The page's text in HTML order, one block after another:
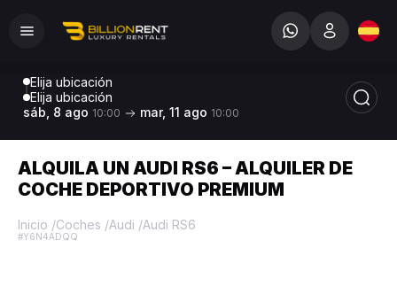
Elija ubicación
Elija ubicación
sáb, 8 ago 10:00 mar, 11 ago 10:00
ALQUILA UN AUDI RS6 – ALQUILER DE
COCHE DEPORTIVO PREMIUM
Inicio /Coches /Audi /Audi RS6
#Y6N4ADQQ